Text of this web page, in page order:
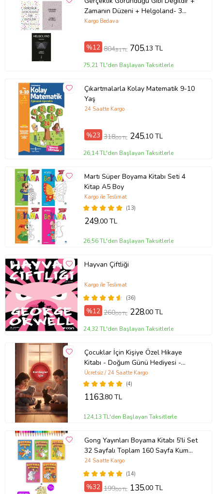
Zamanın Düzeni + Helgoland- 3
Kitap Set - Iş Bankası Özel Set
Kargo Bedava
%12 804,81 TL 705,13 TL
75,21 TL'den Başlayan Taksitlerle
Çıkartmalarla Kolay Matematik 9-10
Yaş
24 Saatte Kargo
%23 318,00 TL 245,10 TL
26,14 TL'den Başlayan Taksitlerle
Martı Süper Boyama Kitabı Seti 4
Kitap A5 Boy
(13)
Kargo ile Teslimat
249,00 TL
26,56 TL'den Başlayan Taksitlerle
Hayvan Çiftliği
(36)
Kargo ile Teslimat
%12 260,00 TL 228,00 TL
24,32 TL'den Başlayan Taksitlerle
Çocuklar İçin Kişiye Özel Hikaye
Kitabı - Doğum Günü Hediyesi -
Okuma Hediyesi
(4)
Ücretsiz / 24 Saatte Kargo
1163,80 TL
124,13 TL'den Başlayan Taksitlerle
Gong Yayınları Boyama Kitabı 5'li Set
32 Sayfalı Toplam 160 Sayfa Kum
Boyama Hediyeli (Buz-Buz)
(14)
24 Saatte Kargo
%32 199,00 TL 135,00 TL